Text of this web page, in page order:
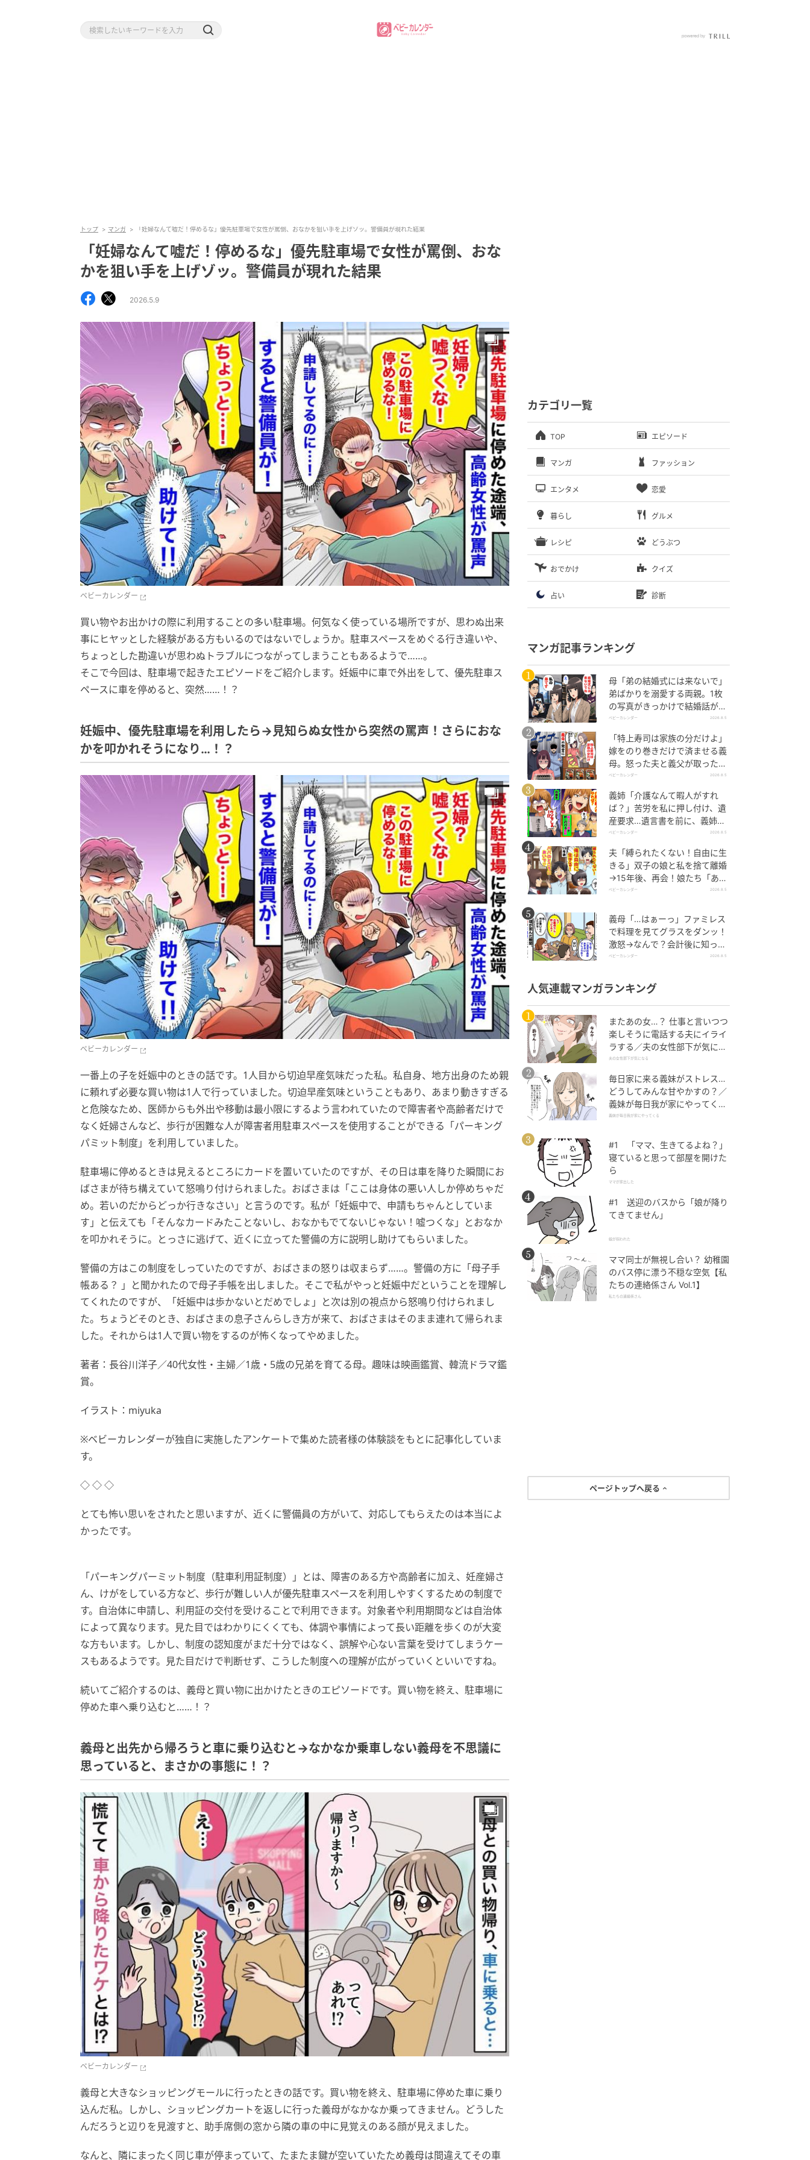
トップ マンガ 「妊婦なんて嘘だ！停めるな」優先駐車場で女性が罵倒、おなかを狙い手を上げゾッ。警備員が現れた結果
「妊婦なんて嘘だ！停めるな」優先駐車場で女性が罵倒、おな
かを狙い手を上げゾッ。警備員が現れた結果
2026.5.9
ベビーカレンダー
買い物やお出かけの際に利用することの多い駐車場。何気なく使っている場所ですが、思わぬ出来
事にヒヤッとした経験がある方もいるのではないでしょうか。駐車スペースをめぐる行き違いや、
ちょっとした勘違いが思わぬトラブルにつながってしまうこともあるようで……。
そこで今回は、駐車場で起きたエピソードをご紹介します。妊娠中に車で外出をして、優先駐車ス
ペースに車を停めると、突然……！？
妊娠中、優先駐車場を利用したら→見知らぬ女性から突然の罵声！さらにおな
かを叩かれそうになり…！？
ベビーカレンダー
一番上の子を妊娠中のときの話です。1人目から切迫早産気味だった私。私自身、地方出身のため親
に頼れず必要な買い物は1人で行っていました。切迫早産気味ということもあり、あまり動きすぎる
と危険なため、医師からも外出や移動は最小限にするよう言われていたので障害者や高齢者だけで
なく妊婦さんなど、歩行が困難な人が障害者用駐車スペースを使用することができる「パーキング
パミット制度」を利用していました。
駐車場に停めるときは見えるところにカードを置いていたのですが、その日は車を降りた瞬間にお
ばさまが待ち構えていて怒鳴り付けられました。おばさまは「ここは身体の悪い人しか停めちゃだ
め。若いのだからどっか行きなさい」と言うのです。私が「妊娠中で、申請もちゃんとしていま
す」と伝えても「そんなカードみたことないし、おなかもでてないじゃない！嘘つくな」とおなか
を叩かれそうに。とっさに逃げて、近くに立ってた警備の方に説明し助けてもらいました。
警備の方はこの制度をしっていたのですが、おばさまの怒りは収まらず……。警備の方に「母子手
帳ある？ 」と聞かれたので母子手帳を出しました。そこで私がやっと妊娠中だということを理解し
てくれたのですが、「妊娠中は歩かないとだめでしょ」と次は別の視点から怒鳴り付けられまし
た。ちょうどそのとき、おばさまの息子さんらしき方が来て、おばさまはそのまま連れて帰られま
した。それからは1人で買い物をするのが怖くなってやめました。
著者：長谷川洋子／40代女性・主婦／1歳・5歳の兄弟を育てる母。趣味は映画鑑賞、韓流ドラマ鑑
賞。
イラスト：miyuka
※ベビーカレンダーが独自に実施したアンケートで集めた読者様の体験談をもとに記事化していま
す。
◇ ◇ ◇
とても怖い思いをされたと思いますが、近くに警備員の方がいて、対応してもらえたのは本当によ
かったです。
「パーキングパーミット制度（駐車利用証制度）」とは、障害のある方や高齢者に加え、妊産婦さ
ん、けがをしている方など、歩行が難しい人が優先駐車スペースを利用しやすくするための制度で
す。自治体に申請し、利用証の交付を受けることで利用できます。対象者や利用期間などは自治体
によって異なります。見た目ではわかりにくくても、体調や事情によって長い距離を歩くのが大変
な方もいます。しかし、制度の認知度がまだ十分ではなく、誤解や心ない言葉を受けてしまうケー
スもあるようです。見た目だけで判断せず、こうした制度への理解が広がっていくといいですね。
続いてご紹介するのは、義母と買い物に出かけたときのエピソードです。買い物を終え、駐車場に
停めた車へ乗り込むと……！？
義母と出先から帰ろうと車に乗り込むと→なかなか乗車しない義母を不思議に
思っていると、まさかの事態に！？
ベビーカレンダー
義母と大きなショッピングモールに行ったときの話です。買い物を終え、駐車場に停めた車に乗り
込んだ私。しかし、ショッピングカートを返しに行った義母がなかなか乗ってきません。どうした
んだろうと辺りを見渡すと、助手席側の窓から隣の車の中に見覚えのある顔が見えました。
なんと、隣にまったく同じ車が停まっていて、たまたま鍵が空いていたため義母は間違えてその車
カテゴリ一覧
TOP エピソード
マンガ ファッション
エンタメ 恋愛
暮らし グルメ
レシピ どうぶつ
おでかけ クイズ
占い 診断
マンガ記事ランキング
母「弟の結婚式には来ないで」
弟ばかりを溺愛する両親。1枚
の写真がきっかけで結婚話がな
くなったワケ
ベビーカレンダー 2026.8.5
「特上寿司は家族の分だけよ」
嫁をのり巻きだけで済ませる義
母。怒った夫と義父が取った行
動とは
ベビーカレンダー 2026.8.5
義姉「介護なんて暇人がすれ
ば？」苦労を私に押し付け、遺
産要求…遺言書を前に、義姉が
顔面蒼白のワケ
ベビーカレンダー 2026.8.5
夫「縛られたくない！自由に生
きる」双子の娘と私を捨て離婚
→15年後、再会！娘たち「あん
た誰？」論破された元夫は
ベビーカレンダー 2026.8.5
義母「…はぁーっ」ファミレス
で料理を見てグラスをダンッ！
激怒→なんで？会計後に知った
暗黙のルール
ベビーカレンダー 2026.8.5
人気連載マンガランキング
またあの女…？ 仕事と言いつつ
楽しそうに電話する夫にイライ
ラする／夫の女性部下が気にな
る（1）【夫婦の危機 まんが】
夫の女性部下が気になる
毎日家に来る義妹がストレス…
どうしてみんな甘やかすの？／
義妹が毎日我が家にやってくる
（1）【義父母がシンドイんで
義妹が毎日我が家にやってくる
#1 「ママ、生きてるよね？」
寝ていると思って部屋を開けた
ら
ママが家出した
#1 送迎のバスから「娘が降り
てきてません」
娘が拐われた
ママ同士が無視し合い？ 幼稚園
のバス停に漂う不穏な空気【私
たちの連絡係さん Vol.1】
私たちの連絡係さん
ページトップへ戻る